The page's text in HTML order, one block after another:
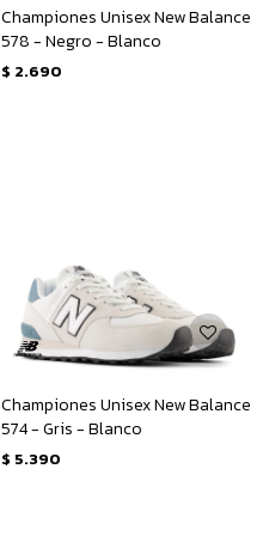
Championes Unisex New Balance
578 - Negro - Blanco
$ 2.690
Championes Unisex New Balance
574 - Gris - Blanco
$ 5.390